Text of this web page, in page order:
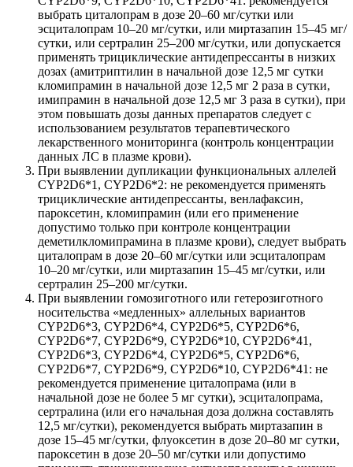
выбрать циталопрам в дозе 20–60 мг/сутки или
эсциталопрам 10–20 мг/сутки, или миртазапин 15–45 мг/
сутки, или сертралин 25–200 мг/сутки, или допускается
применять трициклические антидепрессанты в низких
дозах (амитриптилин в начальной дозе 12,5 мг сутки
кломипрамин в начальной дозе 12,5 мг 2 раза в сутки,
имипрамин в начальной дозе 12,5 мг 3 раза в сутки), при
этом повышать дозы данных препаратов следует с
использованием результатов терапевтического
лекарственного мониторинга (контроль концентрации
данных ЛС в плазме крови).
При выявлении дупликации функциональных аллелей
CYP2D6*1, CYP2D6*2: не рекомендуется применять
трициклические антидепрессанты, венлафаксин,
пароксетин, кломипрамин (или его применение
допустимо только при контроле концентрации
деметилкломипрамина в плазме крови), следует выбрать
циталопрам в дозе 20–60 мг/сутки или эсциталопрам
10–20 мг/сутки, или миртазапин 15–45 мг/сутки, или
сертралин 25–200 мг/сутки.
При выявлении гомозиготного или гетерозиготного
носительства «медленных» аллельных вариантов
CYP2D6*3, CYP2D6*4, CYP2D6*5, CYP2D6*6,
CYP2D6*7, CYP2D6*9, CYP2D6*10, CYP2D6*41,
CYP2D6*3, CYP2D6*4, CYP2D6*5, CYP2D6*6,
CYP2D6*7, CYP2D6*9, CYP2D6*10, CYP2D6*41: не
рекомендуется применение циталопрама (или в
начальной дозе не более 5 мг сутки), эсциталопрама,
сертралина (или его начальная доза должна составлять
12,5 мг/сутки), рекомендуется выбрать миртазапин в
дозе 15–45 мг/сутки, флуоксетин в дозе 20–80 мг сутки,
пароксетин в дозе 20–50 мг/сутки или допустимо